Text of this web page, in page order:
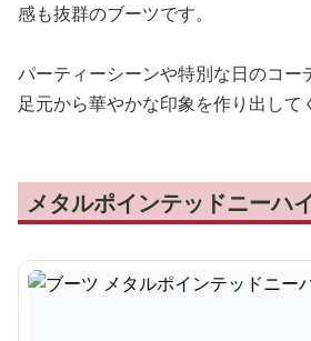
感も抜群のブーツです。
パーティーシーンや特別な日のコー
足元から華やかな印象を作り出して
メタルポインテッドニーハ